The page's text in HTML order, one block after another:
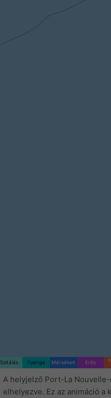
Szitálás Gyenge Mérsékelt Erős
A helyjelző Port-La
elhelyezve. Ez az animáció a